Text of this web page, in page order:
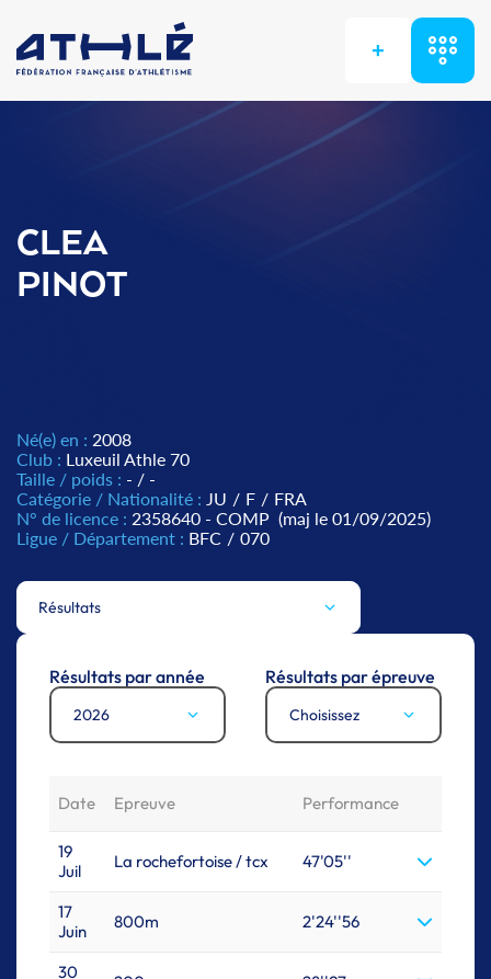
+
CLEA
PINOT
Né(e) en : 2008
Club : Luxeuil Athle 70
Taille / poids : - / -
Catégorie / Nationalité : JU / F / FRA
N° de licence : 2358640 - COMP (maj le 01/09/2025)
Ligue / Département : BFC / 070
Résultats
Résultats par année
2026
Résultats par épreuve
Choisissez
Date Epreuve Performance
19
Juil
La rochefortoise / tcx 47'05''
17
Juin
800m 2'24''56
30